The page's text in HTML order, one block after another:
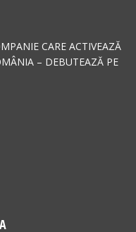
CARE ACTIVEAZĂ
– DEBUTEAZĂ PE